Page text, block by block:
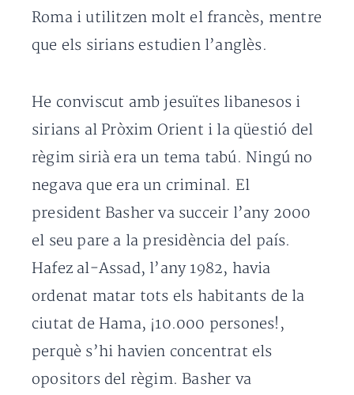
Roma i utilitzen molt el francès, mentre
que els sirians estudien l’anglès.
He conviscut amb jesuïtes libanesos i
sirians al Pròxim Orient i la qüestió del
règim sirià era un tema tabú. Ningú no
negava que era un criminal. El
president Basher va succeir l’any 2000
el seu pare a la presidència del país.
Hafez al-Assad, l’any 1982, havia
ordenat matar tots els habitants de la
ciutat de Hama, ¡10.000 persones!,
perquè s’hi havien concentrat els
opositors del règim. Basher va